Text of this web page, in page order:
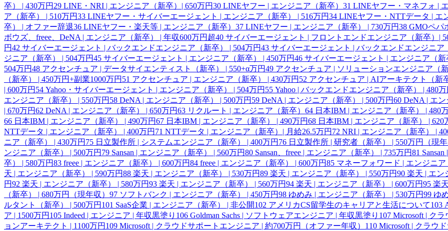
卒） | 430万円 29 LINE・NRI | エンジニア（新卒）| 650万円30 LINEヤフー | エンジニア（新卒） 31 LINEヤフー・マネフォ |
ア（新卒） | 510万円33 LINEヤフー・サイバーエージェント | エンジニア（新卒） | 516万円34 LINEヤフー・NTTデータ | エ
卒） | オファー辞退36 LINEヤフー・楽天等 | エンジニア（新卒） 37 LINEヤフー | エンジニア（新卒） | 730万円38 GMOペパ
ボウズ、freee、DeNA | エンジニア（新卒） | 年収600万円超40 サイバーエージェント | フロントエンドエンジニア（新卒）|
円42 サイバーエージェント | バックエンドエンジニア（新卒） | 504万円43 サイバーエージェント | バックエンドエンジニア
ジニア（新卒） | 504万円45 サイバーエージェント | エンジニア（新卒） | 450万円46 サイバーエージェント | エンジニア（新
504万円48 アクセンチュア | データサイエンティスト（新卒） | 550+α万円49 アクセンチュア | ソリューションエンジニア（
（新卒） | 450万円+副業1000万円 51 アクセンチュア | エンジニア（新卒） | 430万円 52 アクセンチュア | AIアーキテクト（新
| 600万円 54 Yahoo・サイバーエージェント | エンジニア（新卒） | 504万円 55 Yahoo | バックエンドエンジニア（新卒） | 480
エンジニア（新卒） | 550万円 58 DeNA | エンジニア（新卒） | 500万円 59 DeNA | エンジニア（新卒） | 500万円60 DeNA | エ
| 670万円62 DeNA | エンジニア（新卒） | 650万円63 リクルート | エンジニア（新卒） 64 日本IBM | エンジニア（新卒） | 480
66 日本IBM | エンジニア（新卒） | 490万円67 日本IBM | エンジニア（新卒） | 490万円68 日本IBM | エンジニア（新卒） | 620
NTTデータ | エンジニア（新卒） | 400万円 71 NTTデータ | エンジニア（新卒）| 月給26.5万円 72 NRI | エンジニア（新卒） |
ニア（新卒） | 430万円 75 日立製作所 | システムエンジニア（新卒） | 400万円 76 日立製作所 | 研究者（新卒） | 550万円（現
ンジニア（新卒） | 500万円 79 Sansan | エンジニア（新卒） | 560万円80 Sansan、freee | エンジニア（新卒） | 735万円81
卒） | 580万円83 freee | エンジニア（新卒） | 600万円84 freee | エンジニア（新卒） | 600万円85 マネーフォワード | エンジニア
天 | エンジニア（新卒） | 590万円88 楽天 | エンジニア（新卒） | 530万円89 楽天 | エンジニア（新卒） | 550万円90 楽天 | エン
円92 楽天 | エンジニア（新卒） | 580万円93 楽天 | エンジニア（新卒） | 560万円94 楽天 | エンジニア（新卒） | 600万円95 楽
（新卒） | 680万円（現年収） 97 ソフトバンク | エンジニア（新卒） | 450万円98 ゆめみ | エンジニア（新卒） | 530万円99 ゆ
ルタント（新卒） | 500万円 101 SaaS企業 | エンジニア（新卒） | 非公開102 アメリカCS留学生のキャリアと生活について103
ア | 1500万円 105 Indeed | エンジニア | 年収黒塗り 106 Goldman Sachs | ソフトウェアエンジニア | 年収黒塗り 107 Microsoft | ク
ョンアーキテクト | 1100万円 109 Microsoft | クラウドサポートエンジニア | 約700万円（オファー年収） 110 Microsoft | クラウ